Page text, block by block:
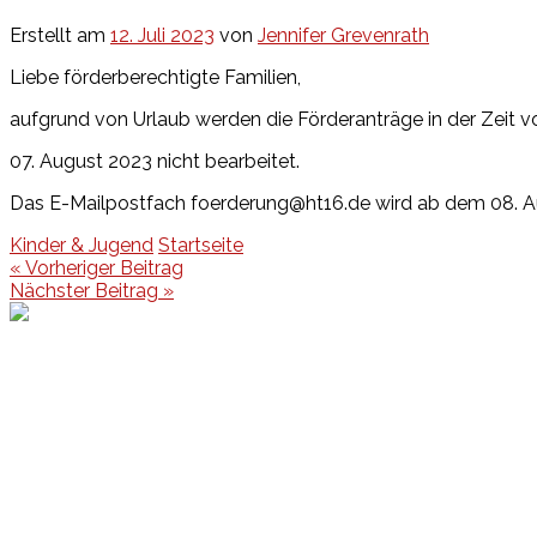
Erstellt am 12. Juli 2023 von Jennifer Grevenrath
Liebe förderberechtigte Familien,
aufgrund von Urlaub werden die Förderanträge in der Zeit
07. August 2023 nicht bearbeitet.
Das E-Mailpostfach foerderung@ht16.de wird ab dem 08.
Kinder & Jugend Startseite
Beitragsnavigation
« Vorheriger Beitrag
Nächster Beitrag »